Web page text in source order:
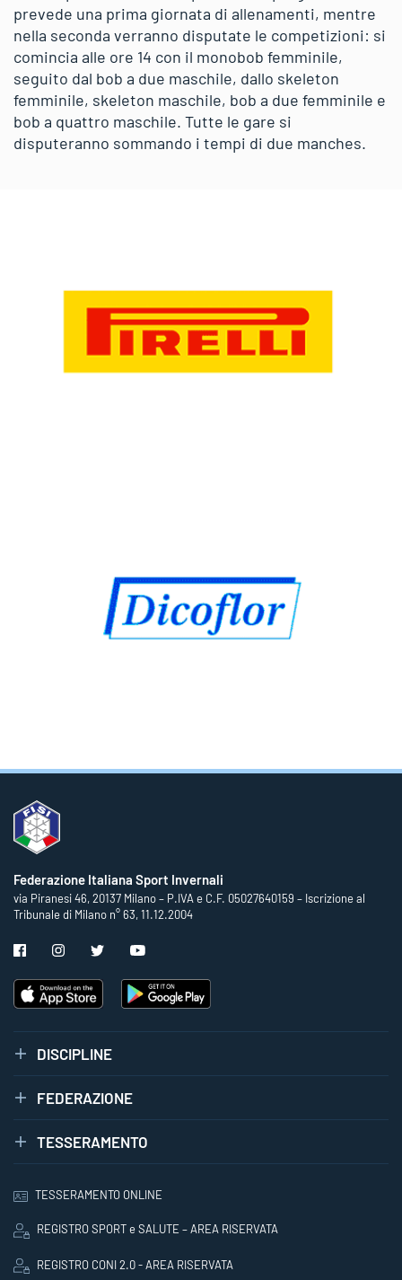
prevede una prima giornata di allenamenti, mentre
nella seconda verranno disputate le competizioni: si
comincia alle ore 14 con il monobob femminile,
seguito dal bob a due maschile, dallo skeleton
femminile, skeleton maschile, bob a due femminile e
bob a quattro maschile. Tutte le gare si
disputeranno sommando i tempi di due manches.
Federazione Italiana Sport Invernali
via Piranesi 46, 20137 Milano – P.IVA e C.F. 05027640159 – Iscrizione al
Tribunale di Milano n° 63, 11.12.2004
DISCIPLINE
FEDERAZIONE
TESSERAMENTO
TESSERAMENTO ONLINE
REGISTRO SPORT e SALUTE – AREA RISERVATA
REGISTRO CONI 2.0 - AREA RISERVATA